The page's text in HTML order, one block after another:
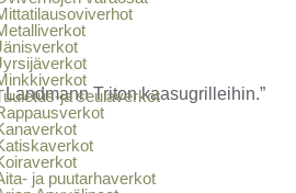
ja seulaverkot
ja puutarhaverkot
Triton kaasugrilleihin.”